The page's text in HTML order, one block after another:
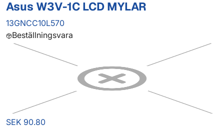
Asus W3V-1C LCD MYLAR
13GNCC10L570
Beställningsvara
SEK 90.80